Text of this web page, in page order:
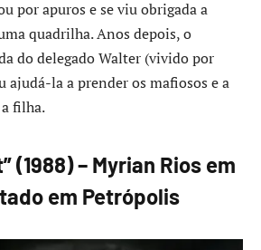
por apuros e se viu obrigada a
quadrilha. Anos depois, o
do delegado Walter (vivido por
ajudá-la a prender os mafiosos e a
filha.
(1988) – Myrian Rios em
em Petrópolis